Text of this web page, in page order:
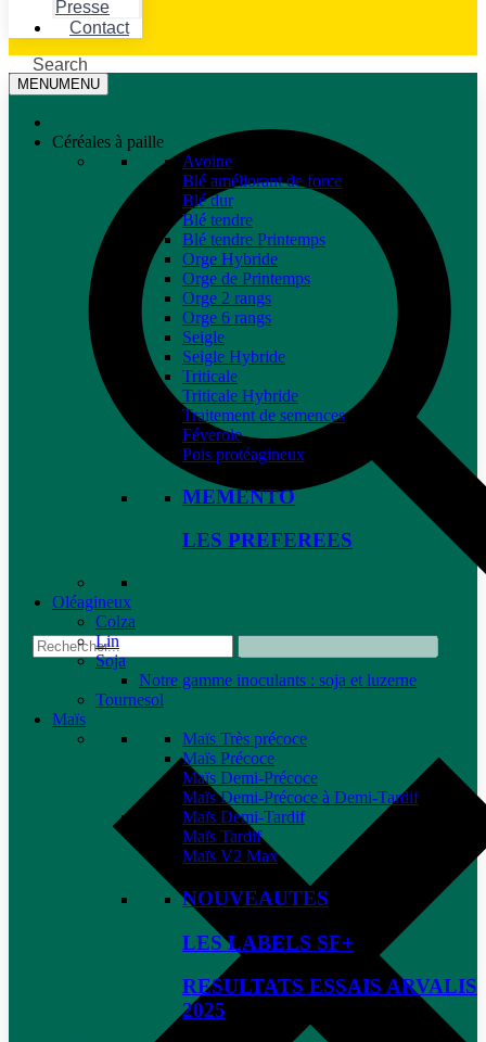
Presse
Contact
Search
MENUMENU
Céréales à paille
Avoine
Blé améliorant de force
Blé dur
Blé tendre
Blé tendre Printemps
Orge Hybride
Orge de Printemps
Orge 2 rangs
Orge 6 rangs
Seigle
Seigle Hybride
Triticale
Triticale Hybride
Traitement de semences
Féverole
Pois protéagineux
MEMENTO
LES PREFEREES
Oléagineux
Colza
Lin
Soja
Notre gamme inoculants : soja et luzerne
Tournesol
Maïs
Maïs Très précoce
Maïs Précoce
Maïs Demi-Précoce
Maïs Demi-Précoce à Demi-Tardif
Maïs Demi-Tardif
Maïs Tardif
Maïs V2 Max
NOUVEAUTES
LES LABELS SF+
RESULTATS ESSAIS ARVALIS
2025